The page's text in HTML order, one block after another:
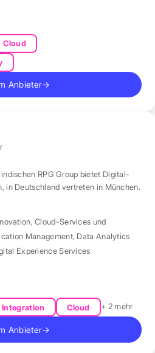
Cloud
Anbieter→
RPG Group bietet Digital-
in Deutschland vertreten in München.
,Cloud-Services und
Management, Data Analytics
Experience Services
Integration
Cloud + 2 mehr
Anbieter→